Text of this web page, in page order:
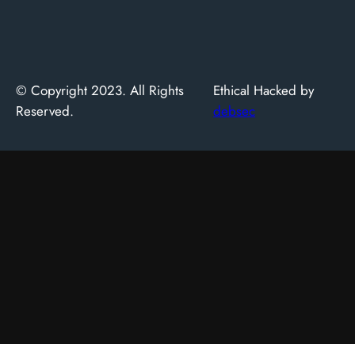
© Copyright 2023. All Rights
Reserved.
Ethical Hacked by
debsec